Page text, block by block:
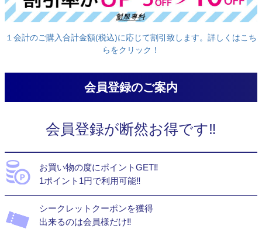
１会計のご購入合計金額(税込)に応じて割引致します。詳しくはこち
らをクリック！
会員登録のご案内
会員登録が断然お得です‼
お買い物の度にポイントGET‼
1ポイント1円で利用可能‼
シークレットクーポンを獲得
出来るのは会員様だけ‼